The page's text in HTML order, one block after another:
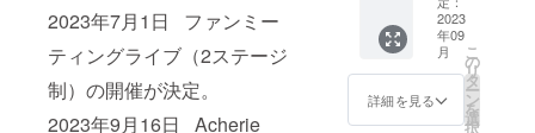
2023年7月1日 ファンミー
ティングライブ（2ステージ
制）の開催が決定。
2023年9月16日 Acherie
く場合
がござ
いま
す。 ・
は、映
像収録
・酒
類、危
険物等
を持込
むこと
はでき
ト、文
字はネ
イビー)
⑦2曲入
CD「C
herry
保証致
しかね
ます。
LIVE概
「Ache
rie
をお書
き下さ
い。
えして
個別に
リクエ
ストソ
ング(カ
了後に
ツー
ショッ
トをお
客様の
携帯電
2023
年09
月
詳細を見る
こ
の
リ
タ
ー
ン
を
選
択